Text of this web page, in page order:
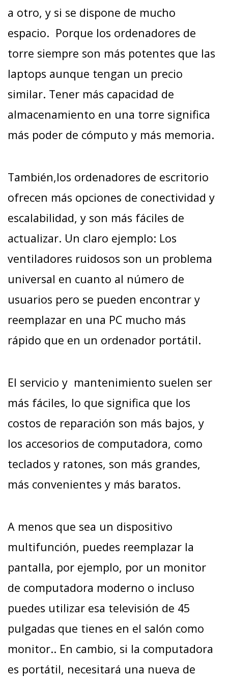
a otro, y si se dispone de mucho
espacio. Porque los ordenadores de
torre siempre son más potentes que las
laptops aunque tengan un precio
similar. Tener más capacidad de
almacenamiento en una torre significa
más poder de cómputo y más memoria.
También,los ordenadores de escritorio
ofrecen más opciones de conectividad y
escalabilidad, y son más fáciles de
actualizar. Un claro ejemplo: Los
ventiladores ruidosos son un problema
universal en cuanto al número de
usuarios pero se pueden encontrar y
reemplazar en una PC mucho más
rápido que en un ordenador portátil.
El servicio y mantenimiento suelen ser
más fáciles, lo que significa que los
costos de reparación son más bajos, y
los accesorios de computadora, como
teclados y ratones, son más grandes,
más convenientes y más baratos.
A menos que sea un dispositivo
multifunción, puedes reemplazar la
pantalla, por ejemplo, por un monitor
de computadora moderno o incluso
puedes utilizar esa televisión de 45
pulgadas que tienes en el salón como
monitor.. En cambio, si la computadora
es portátil, necesitará una nueva de